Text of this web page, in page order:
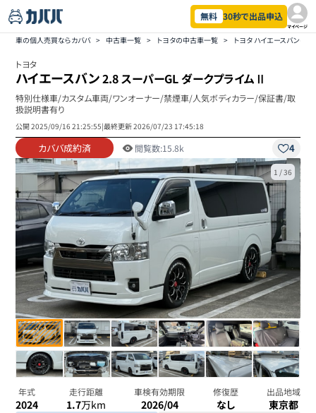
無料 30秒で出品申込
マイページ
車の個人売買ならカババ > 中古車一覧 > トヨタの中古車一覧 > トヨタ ハイエースバンの
トヨタ
ハイエースバン2.8 スーパーGL ダークプライムⅡ
特別仕様車/カスタム車両/ワンオーナー/禁煙車/人気ボディカラー/保証書/取
扱説明書有り
公開2025/09/16 21:25:55|最終更新2026/07/23 17:45:18
カババ成約済 閲覧数:15.8k 4
1 /36
年式
2024
走行距離
1.7万km
車検有効期限
2026/04
修復歴
なし
出品地域
東京都